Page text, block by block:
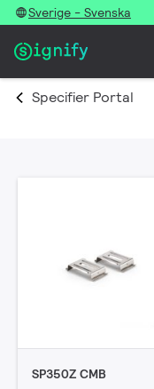
Sverige - Svenska
Specifier Portal
SP350Z CMB